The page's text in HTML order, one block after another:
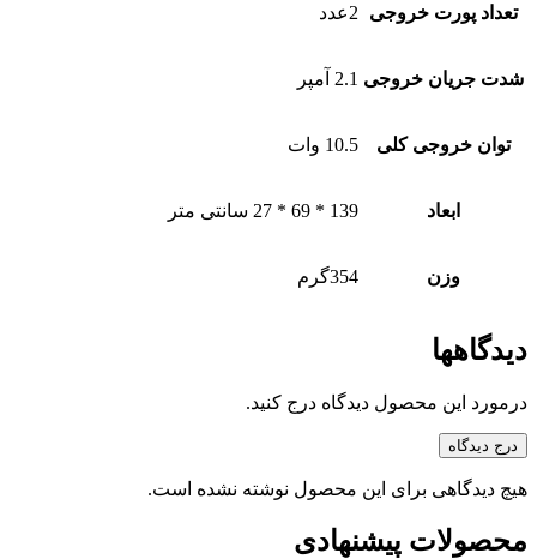
تعداد پورت خروجی 2عدد
شدت جریان خروجی 2.1 آمپر
توان خروجی کلی 10.5 وات
ابعاد 139 * 69 * 27 سانتی متر
وزن 354گرم
دیدگاهها
درمورد این محصول دیدگاه درج کنید.
درج دیدگاه
هیچ دیدگاهی برای این محصول نوشته نشده است.
محصولات پیشنهادی